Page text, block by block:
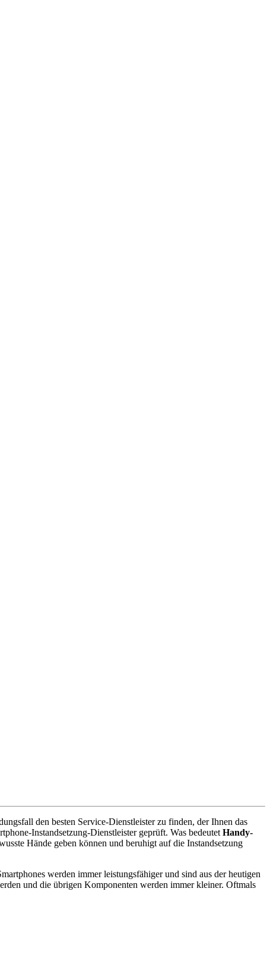
den besten Service-Dienstleister zu finden, der Ihnen das
Instandsetzung-Dienstleister geprüft. Was bedeutet Handy-
Hände geben können und beruhigt auf die Instandsetzung
werden immer leistungsfähiger und sind aus der heutigen
und die übrigen Komponenten werden immer kleiner. Oftmals